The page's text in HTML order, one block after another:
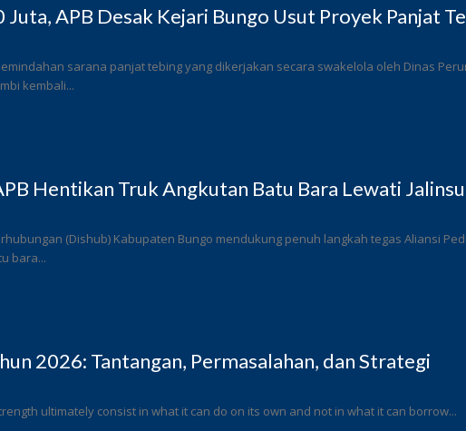
Juta, APB Desak Kejari Bungo Usut Proyek Panjat
pemindahan sarana panjat tebing yang dikerjakan secara swakelola oleh Dinas
kembali...
Hentikan Truk Angkutan Batu Bara Lewati
(Dishub) Kabupaten Bungo mendukung penuh langkah tegas Aliansi
bara...
2026: Tantangan, Permasalahan, dan Strategi
ultimately consist in what it can do on its own and not in what it can borrow...